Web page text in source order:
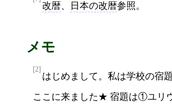
改暦 日本の改暦参照。
メモ
[2]
はじめまして。私は学校の宿
ここに来ました★ 宿題は①ユリ